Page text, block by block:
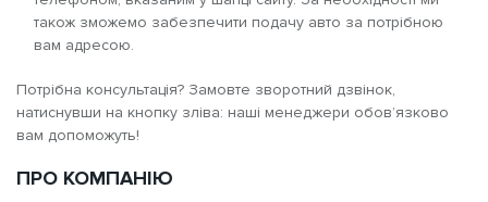
також зможемо забезпечити подачу авто за потрібною
вам адресою.
Потрібна консультація? Замовте зворотний дзвінок,
натиснувши на кнопку зліва: наші менеджери обов’язково
вам допоможуть!
ПРО КОМПАНІЮ